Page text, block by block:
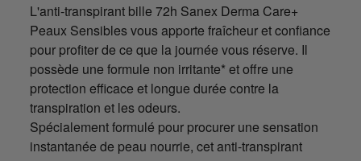
L'anti-transpirant bille 72h Sanex Derma Care+
Peaux Sensibles vous apporte fraîcheur et confiance
pour profiter de ce que la journée vous réserve. Il
possède une formule non irritante* et offre une
protection efficace et longue durée contre la
transpiration et les odeurs.
Spécialement formulé pour procurer une sensation
instantanée de peau nourrie, cet anti-transpirant